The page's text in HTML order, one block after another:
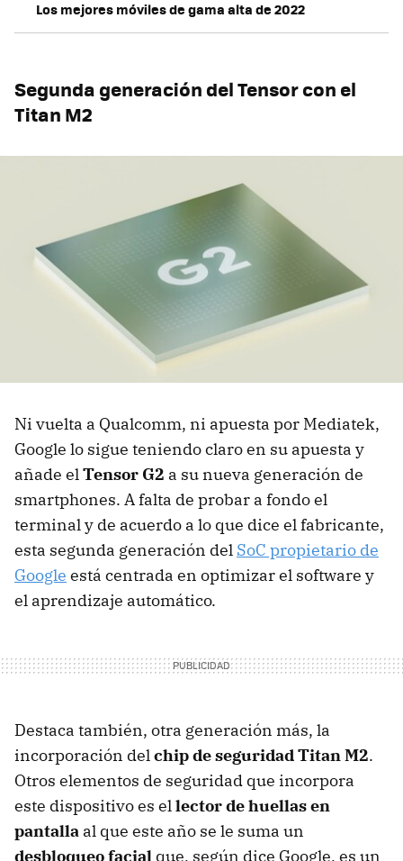
Los mejores móviles de gama alta de 2022
Segunda generación del Tensor con el
Titan M2
Ni vuelta a Qualcomm, ni apuesta por Mediatek,
Google lo sigue teniendo claro en su apuesta y
añade elTensor G2 a su nueva generación de
smartphones. A falta de probar a fondo el
terminal y de acuerdo a lo que dice el fabricante,
esta segunda generación del SoC propietario de
Google está centrada en optimizar el software y
el aprendizaje automático.
Destaca también, otra generación más, la
incorporación delchip de seguridad Titan M2.
Otros elementos de seguridad que incorpora
este dispositivo es ellector de huellas en
pantalla al que este año se le suma un
desbloqueo facial que, según dice Google, es un